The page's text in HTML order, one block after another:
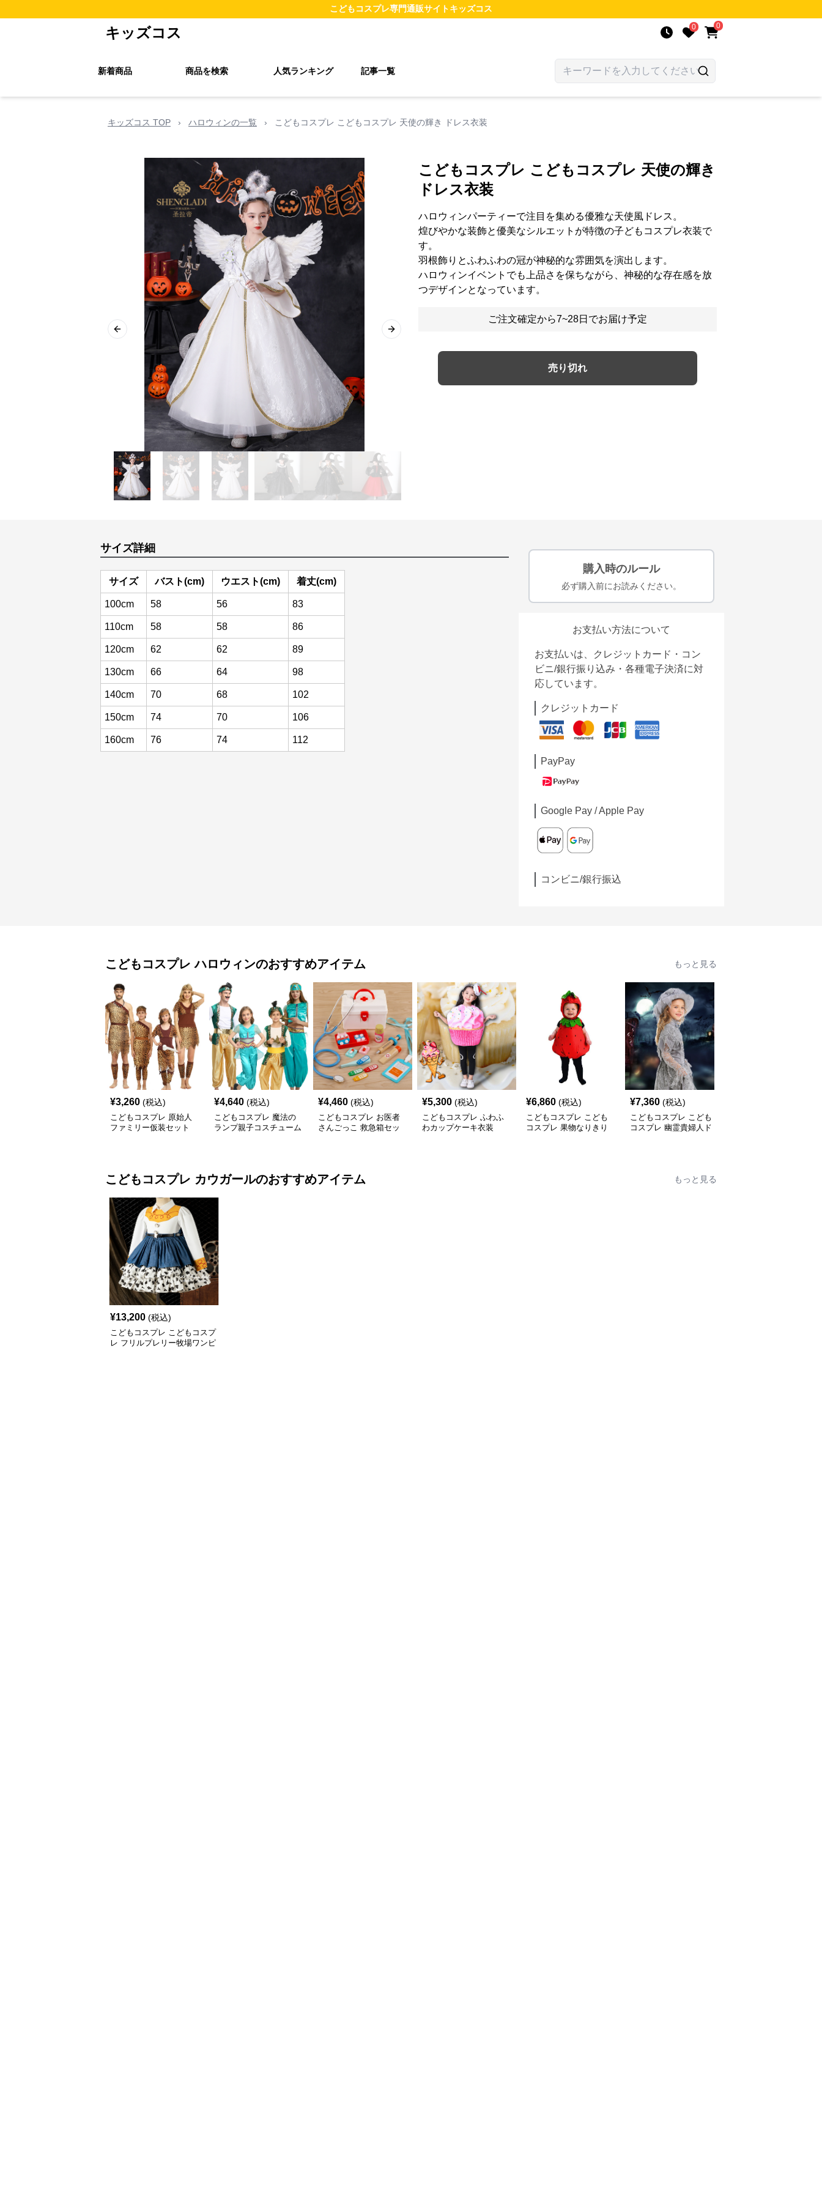
こどもコスプレ専門通販サイトキッズコス
キッズコス 0 0
新着商品 商品を検索 人気ランキング 記事一覧
キッズコス TOP › ハロウィンの一覧 › こどもコスプレ こどもコスプレ 天使の輝き ドレス衣装
Previous slide Next slide
こどもコスプレ こどもコスプレ 天使の輝き
ドレス衣装
ハロウィンパーティーで注目を集める優雅な天使風ドレス。
煌びやかな装飾と優美なシルエットが特徴の子どもコスプレ衣装で
す。
羽根飾りとふわふわの冠が神秘的な雰囲気を演出します。
ハロウィンイベントでも上品さを保ちながら、神秘的な存在感を放
つデザインとなっています。
ご注文確定から7~28日でお届け予定
売り切れ
サイズ詳細
サイズ バスト(cm) ウエスト(cm) 着丈(cm)
100cm 58 56 83
110cm 58 58 86
120cm 62 62 89
130cm 66 64 98
140cm 70 68 102
150cm 74 70 106
160cm 76 74 112
購入時のルール
必ず購入前にお読みください。
お支払い方法について
お支払いは、クレジットカード・コン
ビニ/銀行振り込み・各種電子決済に対
応しています。
クレジットカード
PayPay
Google Pay / Apple Pay
コンビニ/銀行振込
こどもコスプレ ハロウィンのおすすめアイテム もっと見る
¥3,260 (税込)
こどもコスプレ 原始人
ファミリー仮装セット
¥4,640 (税込)
こどもコスプレ 魔法の
ランプ親子コスチューム
¥4,460 (税込)
こどもコスプレ お医者
さんごっこ 救急箱セッ
¥5,300 (税込)
こどもコスプレ ふわふ
わカップケーキ衣装
¥6,860 (税込)
こどもコスプレ こども
コスプレ 果物なりきり
¥7,360 (税込)
こどもコスプレ こども
コスプレ 幽霊貴婦人ド
こどもコスプレ カウガールのおすすめアイテム もっと見る
¥13,200 (税込)
こどもコスプレ こどもコスプ
レ フリルプレリー牧場ワンピ